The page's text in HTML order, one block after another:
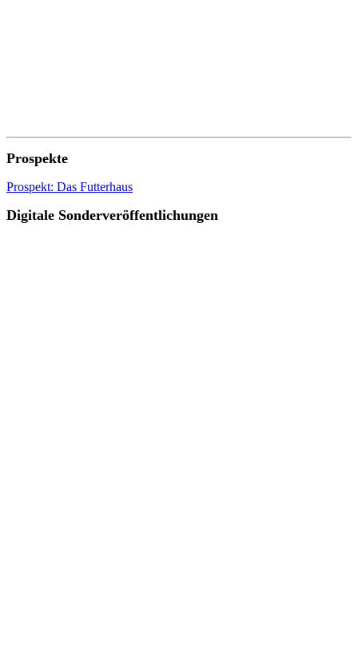
Prospekte
Prospekt: Das Futterhaus
Digitale Sonderveröffentlichungen